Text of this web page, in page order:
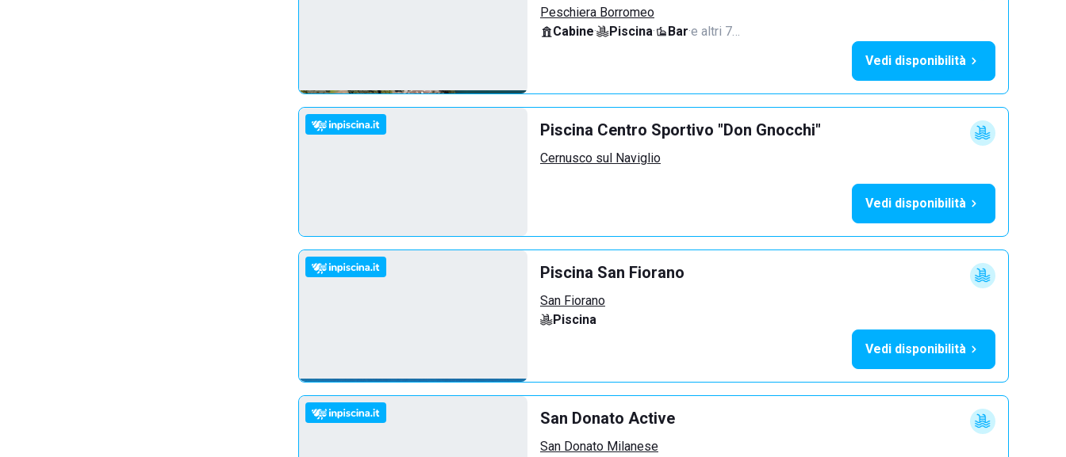
Peschiera Borromeo
Cabine· Piscina· Bar·e altri 7…
Vedi disponibilità
Piscina Centro Sportivo "Don Gnocchi"
Cernusco sul Naviglio
Vedi disponibilità
Piscina San Fiorano
San Fiorano
Piscina
Vedi disponibilità
San Donato Active
San Donato Milanese